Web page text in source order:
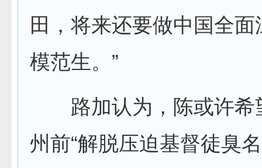
田，将来还要做中国全
模范生。”
路加认为，陈或许希
州前“解脱压迫基督徒臭